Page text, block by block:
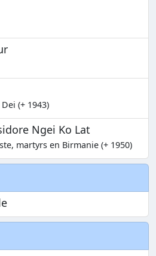
(+ 1943)
Ngei Ko Lat
martyrs en Birmanie (+ 1950)